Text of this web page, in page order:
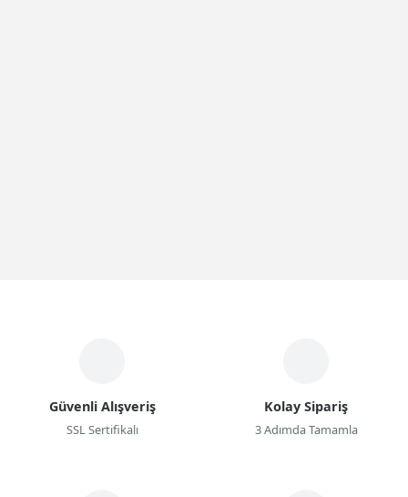
Güvenli Alışveriş
SSL Sertifikalı
Kolay Sipariş
3 Adımda Tamamla